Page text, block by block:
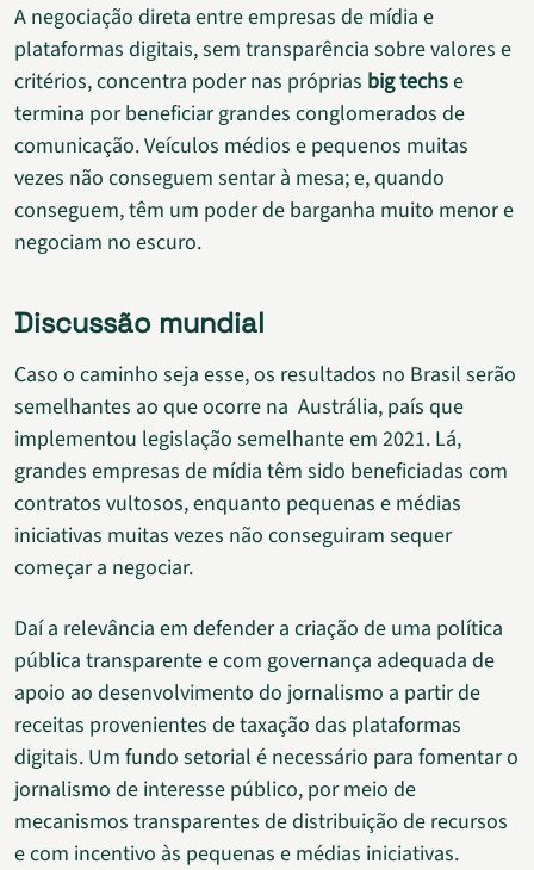
A negociação direta entre empresas de mídia e
plataformas digitais, sem transparência sobre valores e
critérios, concentra poder nas próprias big techse
termina por beneficiar grandes conglomerados de
comunicação. Veículos médios e pequenos muitas
vezes não conseguem sentar à mesa; e, quando
conseguem, têm um poder de barganha muito menor e
negociam no escuro.
Discussão mundial
Caso o caminho seja esse, os resultados no Brasil serão
semelhantes ao que ocorre na Austrália, país que
implementou legislação semelhante em 2021. Lá,
grandes empresas de mídia têm sido beneficiadas com
contratos vultosos, enquanto pequenas e médias
iniciativas muitas vezes não conseguiram sequer
começar a negociar.
Daí a relevância em defender a criação de uma política
pública transparente e com governança adequada de
apoio ao desenvolvimento do jornalismo a partir de
receitas provenientes de taxação das plataformas
digitais. Um fundo setorial é necessário para fomentar o
jornalismo de interesse público, por meio de
mecanismos transparentes de distribuição de recursos
e com incentivo às pequenas e médias iniciativas.